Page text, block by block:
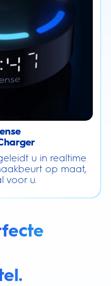
u in realtime
op maat,
voor u.